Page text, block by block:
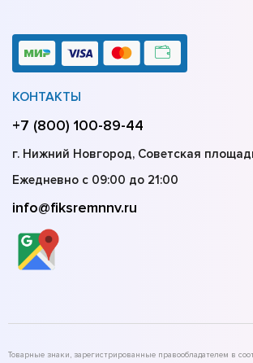
КОНТАКТЫ
+7 (800) 100-89-44
г. Нижний Новгород, Советская
Ежедневно с 09:00 до 21:00
info@fiksremnnv.ru
Товарные знаки, зарегистрированные правообладателем в